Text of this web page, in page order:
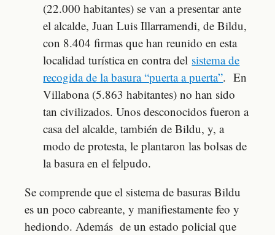
(22.000 habitantes) se van a presentar ante
el alcalde, Juan Luis Illarramendi, de Bildu,
con 8.404 firmas que han reunido en esta
localidad turística en contra del sistema de
recogida de la basura “puerta a puerta”. En
Villabona (5.863 habitantes) no han sido
tan civilizados. Unos desconocidos fueron a
casa del alcalde, también de Bildu, y, a
modo de protesta, le plantaron las bolsas de
la basura en el felpudo.
Se comprende que el sistema de basuras Bildu
es un poco cabreante, y manifiestamente feo y
hediondo. Además de un estado policial que